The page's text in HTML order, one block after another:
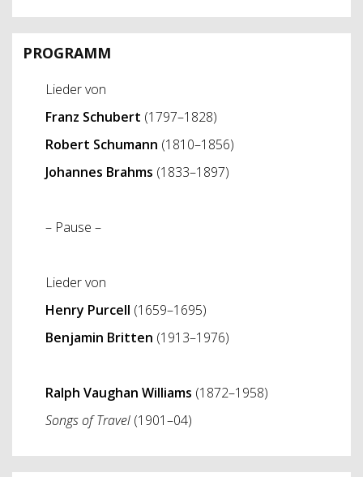
PROGRAMM
Lieder von
Franz Schubert (1797–1828)
Robert Schumann (1810–1856)
Johannes Brahms (1833–1897)
– Pause –
Lieder von
Henry Purcell (1659–1695)
Benjamin Britten (1913–1976)
Ralph Vaughan Williams (1872–1958)
Songs of Travel (1901–04)